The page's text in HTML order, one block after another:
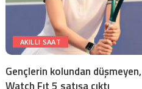
AKILLI SAAT
Gençlerin kolundan düşmeyen,